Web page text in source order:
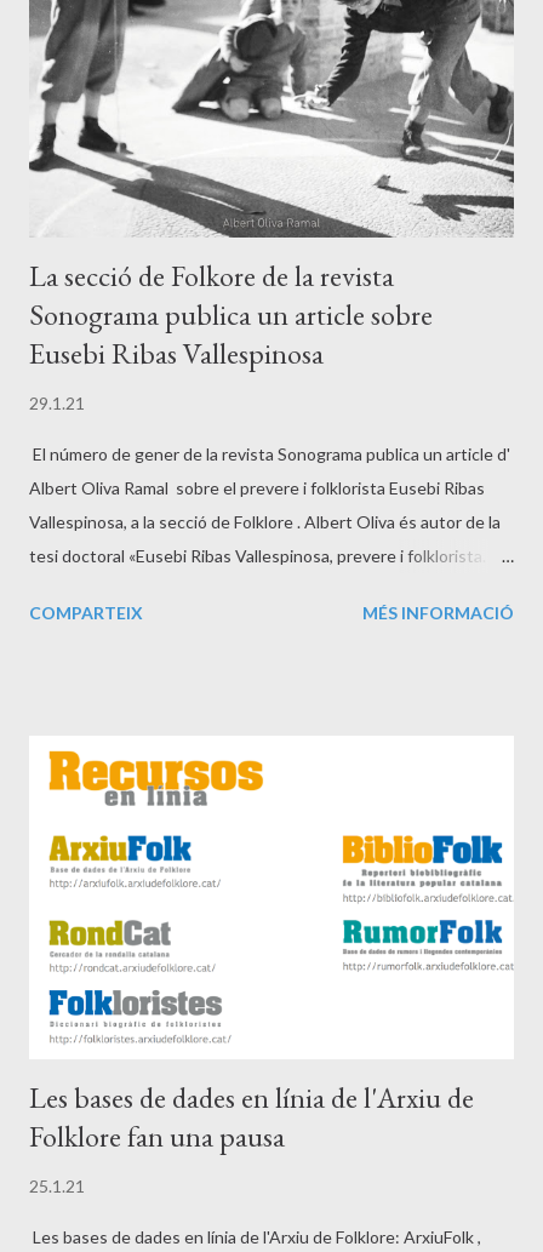
La secció de Folkore de la revista
Sonograma publica un article sobre
Eusebi Ribas Vallespinosa
29.1.21
El número de gener de la revista Sonograma publica un article d'
Albert Oliva Ramal sobre el prevere i folklorista Eusebi Ribas
Vallespinosa, a la secció de Folklore . Albert Oliva és autor de la
tesi doctoral «Eusebi Ribas Vallespinosa, prevere i folklorista.
al Departament de Filologia Catalana de la Universitat Rovira i
d’ells i, amb la seva tasca folklòrica, destaca en trajectòria i
excel·lència a la ciutat de Valls. Neix a la capital de l’Alt Camp el
una família d’industrials tèxtils vallencs de reconeguda posició.
Ribas dedica la seva vida al servei de Déu. Estudia al Seminari
Pontifici de Tarragona i s’ordena sacerdot el 1898. Obté el ...
COMPARTEIX MÉS INFORMACIÓ
Les bases de dades en línia de l'Arxiu de
Folklore fan una pausa
25.1.21
Les bases de dades en línia de l'Arxiu de Folklore: ArxiuFolk ,